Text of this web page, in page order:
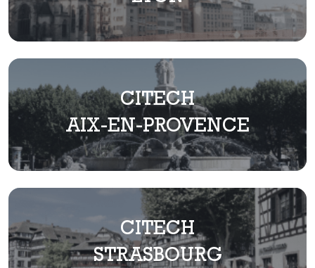
CITECH
AIX-EN-PROVENCE
CITECH
STRASBOURG